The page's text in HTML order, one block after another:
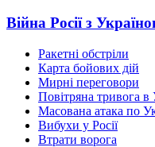
Війна Росії з
Ракетні обстріли
Карта бойових дій
Мирні переговори
Повітряна тривога в
Масована атака по
Вибухи у Росії
Втрати ворога